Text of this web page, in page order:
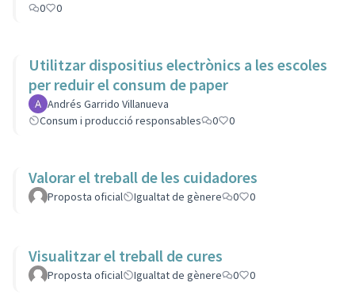
0
0
Utilitzar dispositius electrònics a les escoles
per reduir el consum de paper
Andrés Garrido Villanueva
Consum i producció responsables
0 0
Valorar el treball de les cuidadores
Proposta oficial Igualtat de gènere 0 0
Visualitzar el treball de cures
Proposta oficial Igualtat de gènere 0 0